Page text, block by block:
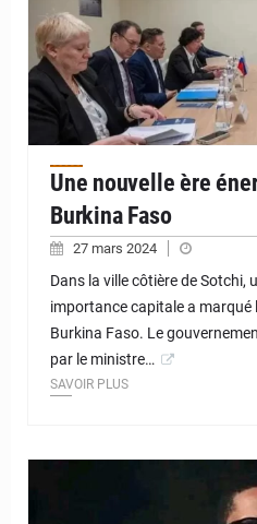
Une nouvelle ère
Burkina Faso
27 mars 2024
Dans la ville côtière de Sotchi,
importance capitale a marqué
Burkina Faso. Le
par le ministre…
SAVOIR PLUS